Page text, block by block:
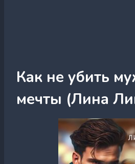
Как не убить
мечты (Лина